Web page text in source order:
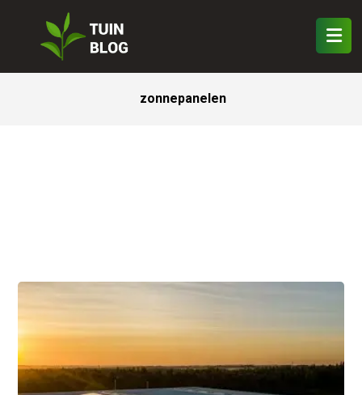
zonnepanelen